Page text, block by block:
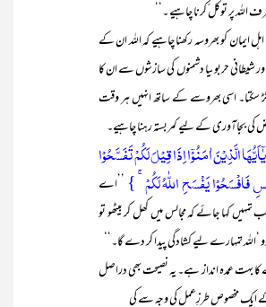
اللہ پر توکل ّکرنا چاہیے ۔‘‘
کو بھروسہ رکھنا چاہیے کہ اللہ ان کے
شیطانی حربوںیا دشمنوں کی سازشوں سے ان کا
سکتا۔ اسی بھروسے کے ساتھ انہیں ہر وقت
کی بجاآوری کے لیے کمربستہ رہنا چاہیے۔
الَّذِیۡنَ اٰمَنُوۡۤا اِذَا قِیۡلَ لَکُمۡ تَفَسَّحُوۡا
فَافۡسَحُوۡا یَفۡسَحِ اللّٰہُ لَکُمۡ ۚ } ’’اے
تمہیں کہا جائے کہ مجالس میں کھل کر بیٹھو تو
‘اللہ تمہارے لیے کشادگی پیدا کر دے گا۔‘‘
کا بہت عمدہ انداز ہے۔ یہ نصیحت بھی دراصل
ایک مخصوص طرزِعمل کی وجہ سے کی